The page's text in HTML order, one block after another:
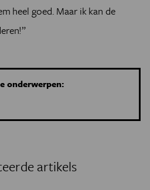
heel goed. Maar ik kan de
onderwerpen:
artikels